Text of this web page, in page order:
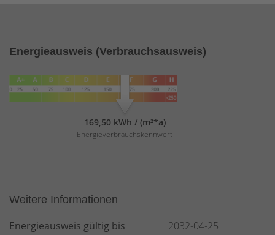
Energieausweis (Verbrauchsausweis)
169,50 kWh / (m²*a)
Energieverbrauchskennwert
Weitere Informationen
Energieausweis gültig bis 2032-04-25